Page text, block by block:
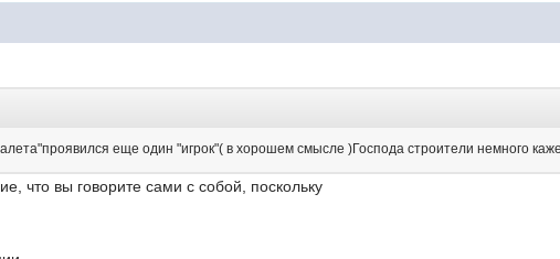
еще один "игрок"( в хорошем смысле )Господа строители немного
что вы говорите сами с собой, поскольку